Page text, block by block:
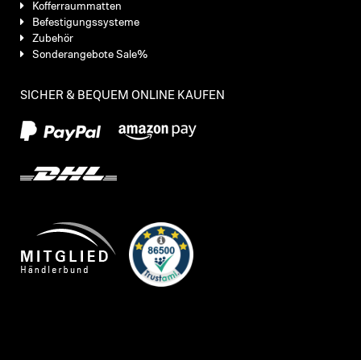
Kofferraummatten
Befestigungssysteme
Zubehör
Sonderangebote Sale%
SICHER & BEQUEM ONLINE KAUFEN